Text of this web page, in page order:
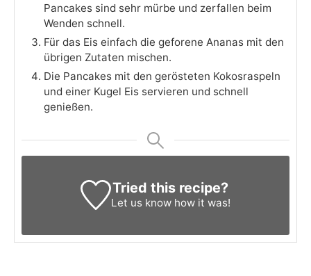
Pancakes sind sehr mürbe und zerfallen beim
Wenden schnell.
Für das Eis einfach die geforene Ananas mit den
übrigen Zutaten mischen.
Die Pancakes mit den gerösteten Kokosraspeln
und einer Kugel Eis servieren und schnell
genießen.
Tried this recipe?
Let us knowhow it was!